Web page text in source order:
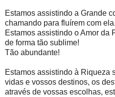
Estamos assistindo a Grande
chamando para fluírem com ela.
Estamos assistindo o Amor da
de forma tão sublime!
Tão abundante!
Estamos assistindo à Riqueza
vidas e vossos destinos, os
através de vossas escolhas,